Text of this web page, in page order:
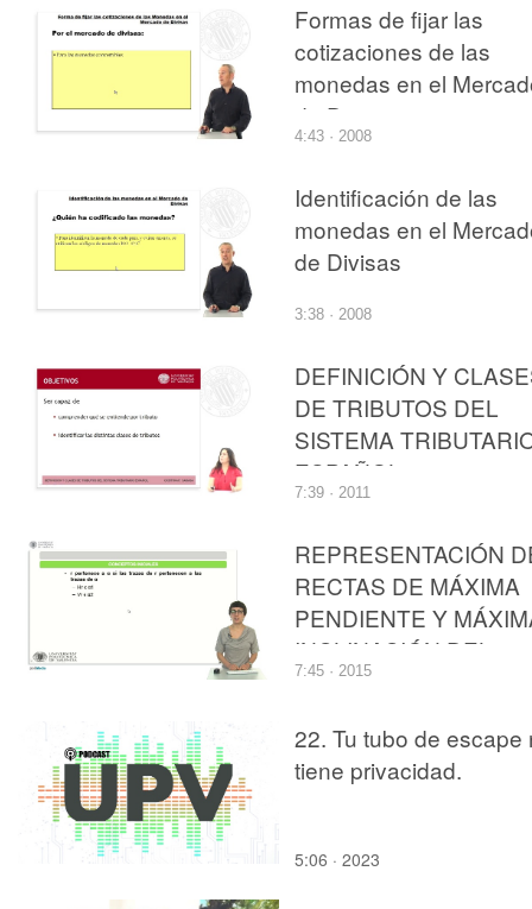
Formas de fijar las
cotizaciones de las
monedas en el
de Divisas
4:43 · 2008
Identificación de las
monedas en el
de Divisas
3:38 · 2008
DEFINICIÓN Y
DE TRIBUTOS DEL
SISTEMA
ESPAÑOL
7:39 · 2011
REPRESENTACIÓN
RECTAS DE MÁXIMA
PENDIENTE Y
INCLINACIÓN DEL
PLANO EMPLEANDO
7:45 · 2015
22. Tu tubo de escape
tiene privacidad.
5:06 · 2023